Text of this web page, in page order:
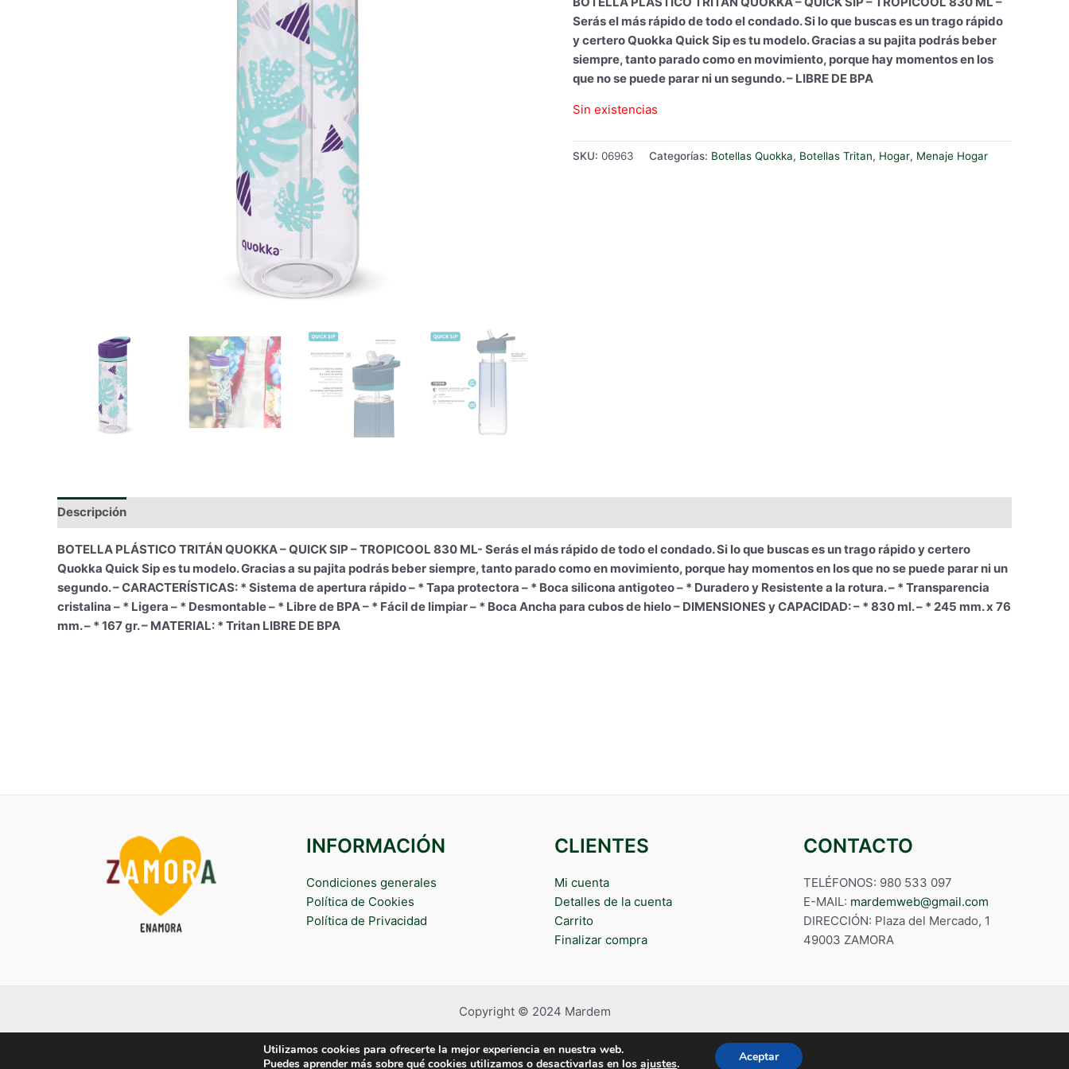
Serás el más rápido de todo el condado. Si lo que buscas es un trago rápido
y certero Quokka Quick Sip es tu modelo. Gracias a su pajita podrás beber
siempre, tanto parado como en movimiento, porque hay momentos en los
que no se puede parar ni un segundo. – LIBRE DE BPA
Sin existencias
SKU: 06963 Categorías: Botellas Quokka, Botellas Tritan, Hogar, Menaje Hogar
Descripción
BOTELLA PLÁSTICO TRITÁN QUOKKA – QUICK SIP – TROPICOOL 830 ML- Serás el más rápido de todo el condado. Si lo que buscas es un trago rápido y certero
Quokka Quick Sip es tu modelo. Gracias a su pajita podrás beber siempre, tanto parado como en movimiento, porque hay momentos en los que no se puede parar ni un
segundo. – CARACTERÍSTICAS: * Sistema de apertura rápido – * Tapa protectora – * Boca silicona antigoteo – * Duradero y Resistente a la rotura. – * Transparencia
cristalina – * Ligera – * Desmontable – * Libre de BPA – * Fácil de limpiar – * Boca Ancha para cubos de hielo – DIMENSIONES y CAPACIDAD: – * 830 ml. – * 245 mm. x 76
mm. – * 167 gr. – MATERIAL: * Tritan LIBRE DE BPA
INFORMACIÓN
Condiciones generales
Política de Cookies
Política de Privacidad
CLIENTES
Mi cuenta
Detalles de la cuenta
Carrito
Finalizar compra
CONTACTO
TELÉFONOS: 980 533 097
E-MAIL: mardemweb@gmail.com
DIRECCIÓN: Plaza del Mercado, 1
49003 ZAMORA
Copyright © 2024 Mardem
Utilizamos cookies para ofrecerte la mejor experiencia en nuestra web.
Puedes aprender más sobre qué cookies utilizamos o desactivarlas en losajustes. Aceptar